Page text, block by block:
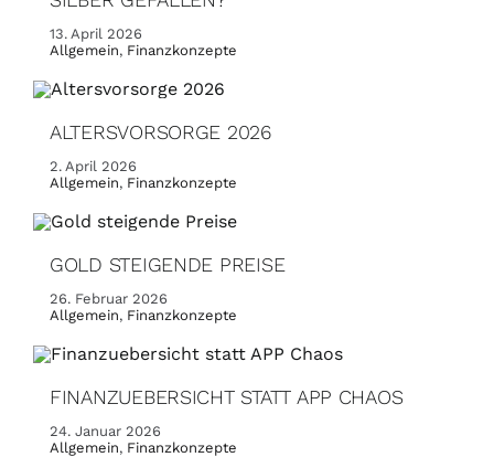
13. April 2026
Allgemein, Finanzkonzepte
ALTERSVORSORGE 2026
2. April 2026
Allgemein, Finanzkonzepte
GOLD STEIGENDE PREISE
26. Februar 2026
Allgemein, Finanzkonzepte
FINANZUEBERSICHT STATT APP CHAOS
24. Januar 2026
Allgemein, Finanzkonzepte